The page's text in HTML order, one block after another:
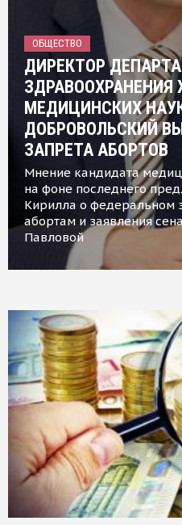
ОБЩЕСТВО
ДИРЕКТОР
МЕДИЦИНСКИХ
ДОБРОВОЛЬСКИЙ
ЗАПРЕТА АБОРТОВ
Мнение кандидата
на фоне последнего
Кирилла о федеральном
абортам и заявления
Павловой